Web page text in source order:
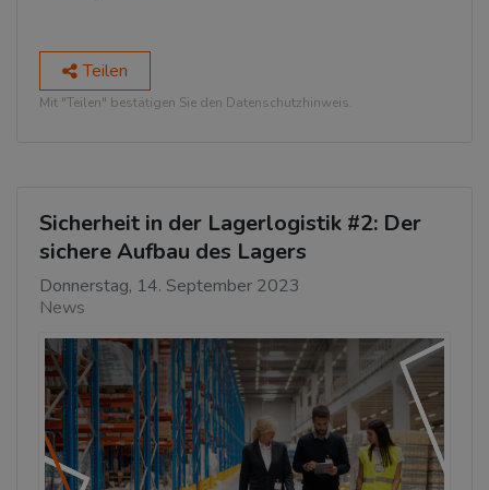
Teilen
Mit "Teilen" bestätigen Sie den Datenschutzhinweis.
Sicherheit in der Lagerlogistik #2: Der
sichere Aufbau des Lagers
Donnerstag, 14. September 2023
News